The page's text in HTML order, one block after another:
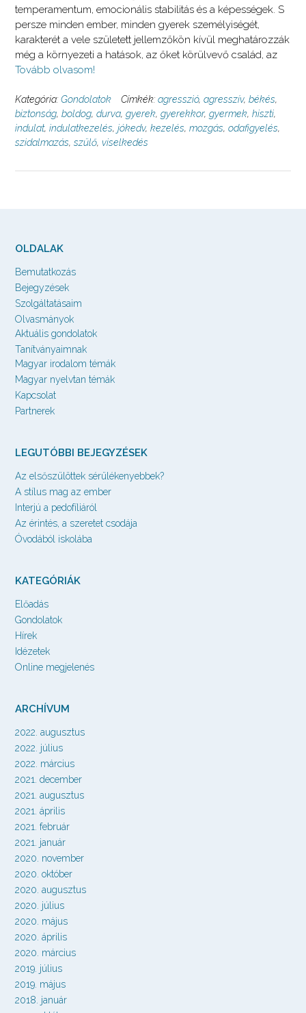
temperamentum, emocionális stabilitás és a képességek. S
persze minden ember, minden gyerek személyiségét,
karakterét a vele született jellemzőkön kívül meghatározzák
még a környezeti a hatások, az őket körülvevő család, az
Tovább olvasom!
Kategória: Gondolatok Címkék: agresszió, agresszív, békés,
biztonság, boldog, durva, gyerek, gyerekkor, gyermek, hiszti,
indulat, indulatkezelés, jókedv, kezelés, mozgás, odafigyelés,
szidalmazás, szülő, viselkedés
OLDALAK
Bemutatkozás
Bejegyzések
Szolgáltatásaim
Olvasmányok
Aktuális gondolatok
Tanítványaimnak
Magyar irodalom témák
Magyar nyelvtan témák
Kapcsolat
Partnerek
LEGUTÓBBI BEJEGYZÉSEK
Az elsőszülöttek sérülékenyebbek?
A stílus mag az ember
Interjú a pedofíliáról
Az érintés, a szeretet csodája
Óvodából iskolába
KATEGÓRIÁK
Előadás
Gondolatok
Hírek
Idézetek
Online megjelenés
ARCHÍVUM
2022. augusztus
2022. július
2022. március
2021. december
2021. augusztus
2021. április
2021. február
2021. január
2020. november
2020. október
2020. augusztus
2020. július
2020. május
2020. április
2020. március
2019. július
2019. május
2018. január